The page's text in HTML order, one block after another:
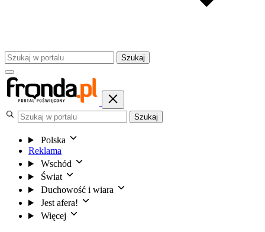
Szukaj
Szukaj
Polska
Reklama
Wschód
Świat
Duchowość i wiara
Jest afera!
Więcej